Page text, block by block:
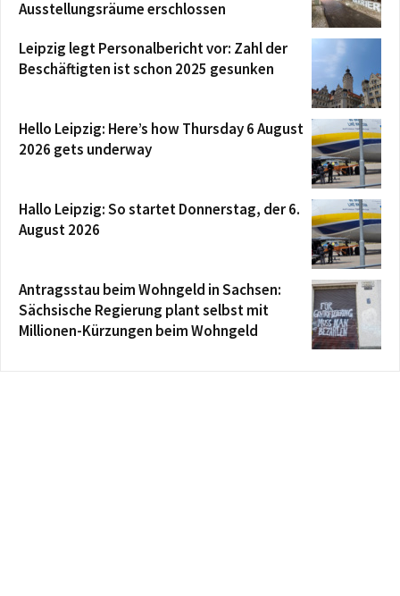
Ausstellungsräume erschlossen
Leipzig legt Personalbericht vor: Zahl der
Beschäftigten ist schon 2025 gesunken
Hello Leipzig: Here’s how Thursday 6 August
2026 gets underway
Hallo Leipzig: So startet Donnerstag, der 6.
August 2026
Antragsstau beim Wohngeld in Sachsen:
Sächsische Regierung plant selbst mit
Millionen-Kürzungen beim Wohngeld